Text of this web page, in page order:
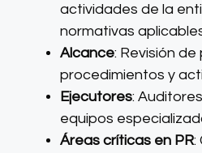
actividades de la
normativas
Alcance: Revisión de
procedimientos y
Ejecutores:
equipos
Áreas críticas en PR: